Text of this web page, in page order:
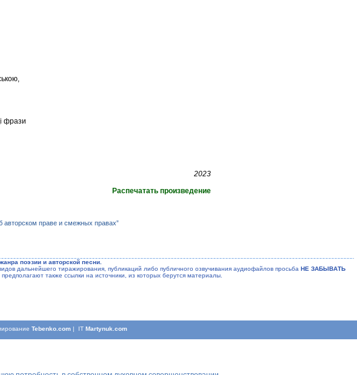
фрази
2023
Распечатать произведение
авторском праве и смежных правах”
поэзии и авторской песни.
дальнейшего тиражирования, публикаций либо публичного озвучивания аудиофайлов просьба НЕ ЗАБЫВАТЬ
также ссылки на источники, из которых берутся материалы.
Tebenko.com | ITMartynuk.com